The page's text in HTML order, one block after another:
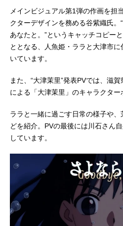
ン：てら
コータ：山
ネマシトラ
ズ構成：川
澤里佳 ...
メインビジュアル第1弾の作画を担
クターデザインを務める谷紫織氏。
あなたと。”というキャッチコピー
ととなる、人魚姫・ララと大津市
いています。
また、“大津茉里”発表PVでは、滋
による「大津茉里」のキャラクター
ララと一緒に過ごす日常の様子や
どを紹介。PVの最後には川石さん
しています。